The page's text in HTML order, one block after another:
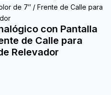
de 7″ / Frente de Calle para
con Pantalla
de Calle para
Relevador